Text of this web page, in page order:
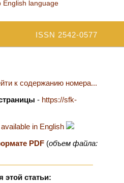
English language
ISSN 2542-0577
к содержанию номера...
- https://sfk-
in English
PDF (объем файла:
статьи: